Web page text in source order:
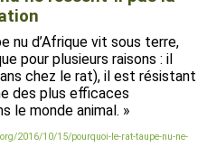
nu d’Afrique vit sous terre,
pour plusieurs raisons : il
chez le rat), il est résistant
des plus efficaces
le monde animal. »
2016/10/15/pourquoi-le-rat-taupe-nu-ne-